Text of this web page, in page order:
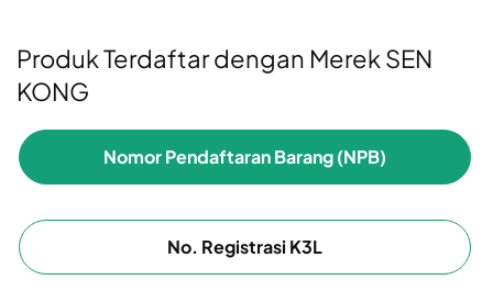
Produk Terdaftar dengan Merek SEN
KONG
Nomor Pendaftaran Barang (NPB)
No. Registrasi K3L